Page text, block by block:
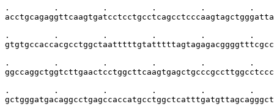
.         .         .         .         .         .
.         .         .         .         .         .
.         .         .         .         .         .
.         .         .         .         .         .